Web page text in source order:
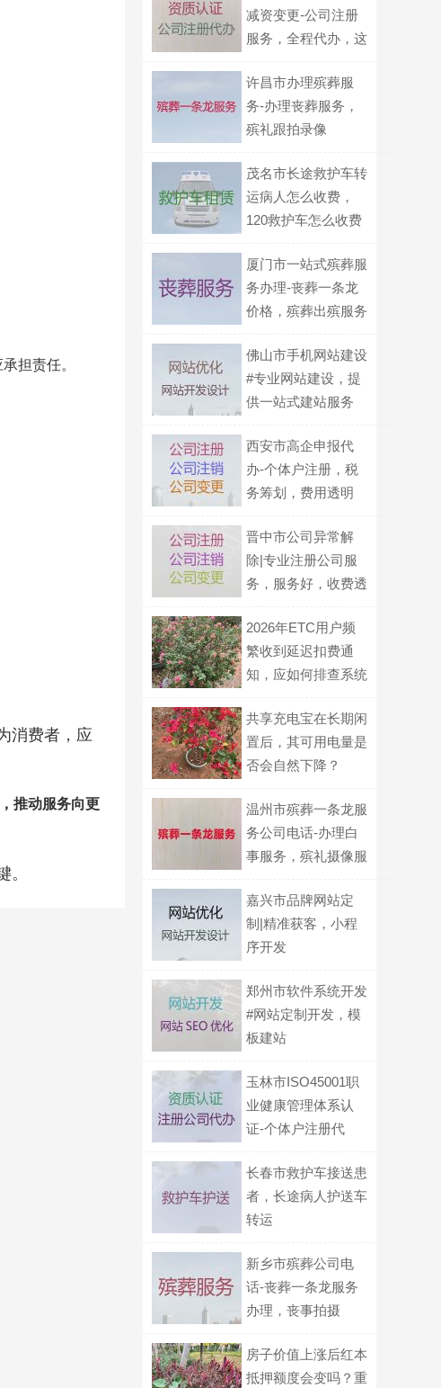
担责任。
消费者，应
推动服务向更
减资变更-公司注册
服务，全程代办，这
许昌市办理殡葬服
务-办理丧葬服务，
殡礼跟拍录像
茂名市长途救护车转
运病人怎么收费，
120救护车怎么收费
厦门市一站式殡葬服
务办理-丧葬一条龙
价格，殡葬出殡服务
佛山市手机网站建设
#专业网站建设，提
供一站式建站服务
西安市高企申报代
办-个体户注册，税
务筹划，费用透明
晋中市公司异常解
除|专业注册公司服
务，服务好，收费透
2026年ETC用户频
繁收到延迟扣费通
知，应如何排查系统
共享充电宝在长期闲
置后，其可用电量是
否会自然下降？
温州市殡葬一条龙服
务公司电话-办理白
事服务，殡礼摄像服
嘉兴市品牌网站定
制|精准获客，小程
序开发
郑州市软件系统开发
#网站定制开发，模
板建站
玉林市ISO45001职
业健康管理体系认
证-个体户注册代
话咨询
长春市救护车接送患
者，长途病人护送车
转运
新乡市殡葬公司电
话-丧葬一条龙服务
办理，丧事拍摄
房子价值上涨后红本
抵押额度会变吗？重